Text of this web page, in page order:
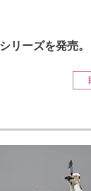
の基本と応用
リーズを発売。